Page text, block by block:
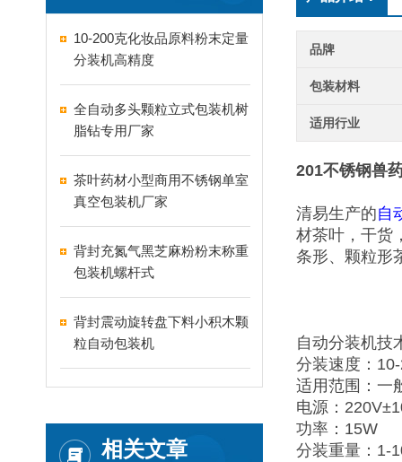
10-200克化妆品原料粉末定量
分装机高精度
全自动多头颗粒立式包装机树
脂钻专用厂家
茶叶药材小型商用不锈钢单室
真空包装机厂家
背封充氮气黑芝麻粉粉末称重
包装机螺杆式
背封震动旋转盘下料小积木颗
粒自动包装机
相关文章
品牌
包装材料
适用行业
201不锈钢兽
清易生产的自
材茶叶，干货
条形、颗粒形
自动分装机技
分装速度：
适用范围：一
电源：
功率：15W
分装重量：1-